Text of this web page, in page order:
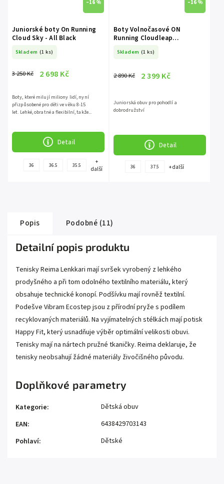
–16 %
Juniorské boty On Running
Cloud Sky - All Black
Skladem (1 ks)
3 250 Kč 2 698 Kč
Detail
Boty, které milují miliony lidí, nyní
přizpůsobené pro děti ve věku 8-15
let. Lehké, obratné a flexibilní, takže...
36 36.5 35.5
+
další
–16 %
Boty Volnočasové ON
Running Cloudleap
Skladem (1 ks)
2 890 Kč 2 399 Kč
Detail
Juniorská obuv pro pohodlí a
dobrodružství
36 37.5 + další
Popis Podobné (11)
Detailní popis produktu
Tenisky Reima Lenkkari mají svršek vyrobený z lehkého
prodyšného a při tom odolného textilního materiálu, který
obsahuje technické konopí. Podšívku mají rovněž textilní.
Podešve Vibram Ecostep jsou z přírodní pryže s podílem
recyklovaných materiálů. Na vyjímatelných stélkách mají potisk
Happy Fit, který usnadňuje výběr optimální velikosti obuvi.
Tenisky mají na nártech pružné tkaničky. Reima deklaruje, že
tenisky neobsahují žádné materiály živočišného původu.
Doplňkové parametry
Kategorie:
Dětská obuv
EAN:
6438429703143
Pohlaví: Dětské